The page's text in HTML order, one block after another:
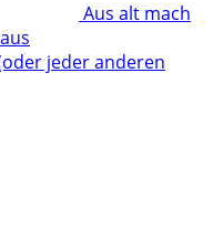
Aus alt mach
jeder anderen